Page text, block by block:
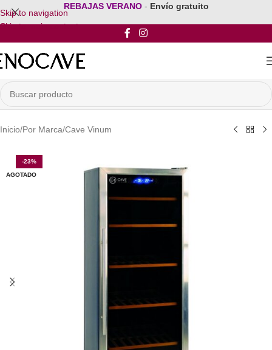
Skip to navigation
Skip to main content
REBAJAS VERANO - Envío gratuito
Inicio/Por Marca/Cave Vinum
-23%
AGOTADO